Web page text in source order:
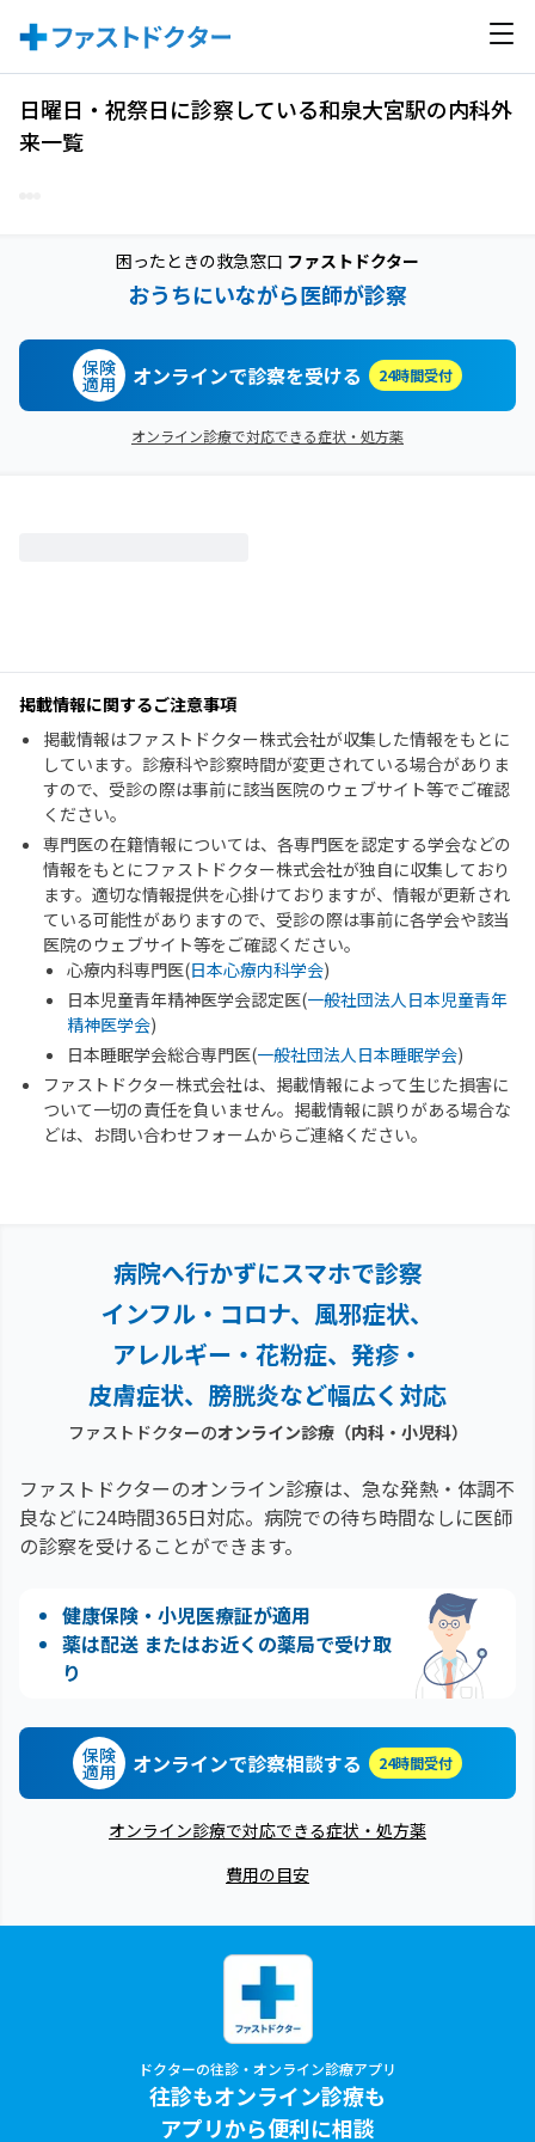
日曜日・祝祭日に診察している和泉大宮駅の内科外
来一覧
困ったときの救急窓口 ファストドクター
おうちにいながら医師が診察
保険
適用 オンラインで診察を受ける 24時間受付
オンライン診療で対応できる症状・処方薬
掲載情報に関するご注意事項
掲載情報はファストドクター株式会社が収集した情報をもとに
しています。診療科や診察時間が変更されている場合がありま
すので、受診の際は事前に該当医院のウェブサイト等でご確認
ください。
専門医の在籍情報については、各専門医を認定する学会などの
情報をもとにファストドクター株式会社が独自に収集しており
ます。適切な情報提供を心掛けておりますが、情報が更新され
ている可能性がありますので、受診の際は事前に各学会や該当
医院のウェブサイト等をご確認ください。
心療内科専門医(日本心療内科学会)
日本児童青年精神医学会認定医(一般社団法人日本児童青年
精神医学会)
日本睡眠学会総合専門医(一般社団法人日本睡眠学会)
ファストドクター株式会社は、掲載情報によって生じた損害に
ついて一切の責任を負いません。掲載情報に誤りがある場合な
どは、お問い合わせフォームからご連絡ください。
病院へ行かずにスマホで診察
インフル・コロナ、風邪症状、
アレルギー・花粉症、 発疹・
皮膚症状、膀胱炎など幅広く対応
ファストドクターのオンライン診療（内科・小児科）
ファストドクターのオンライン診療は、急な発熱・体調不
良などに24時間365日対応。 病院での待ち時間なしに医師
の診察を受けることができます。
健康保険・小児医療証が適用
薬は配送 またはお近くの薬局で受け取
り
保険
適用 オンラインで診察相談する 24時間受付
オンライン診療で対応できる症状・処方薬
費用の目安
ドクターの往診・オンライン診療アプリ
往診もオンライン診療も
アプリから便利に相談